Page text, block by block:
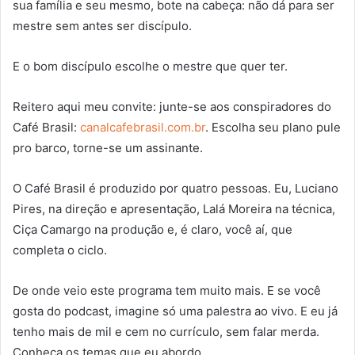
sua família e seu mesmo, bote na cabeça: não dá para ser
mestre sem antes ser discípulo.
E o bom discípulo escolhe o mestre que quer ter.
Reitero aqui meu convite: junte-se aos conspiradores do
Café Brasil: canalcafebrasil.com.br. Escolha seu plano pule
pro barco, torne-se um assinante.
O Café Brasil é produzido por quatro pessoas. Eu, Luciano
Pires, na direção e apresentação, Lalá Moreira na técnica,
Ciça Camargo na produção e, é claro, você aí, que
completa o ciclo.
De onde veio este programa tem muito mais. E se você
gosta do podcast, imagine só uma palestra ao vivo. E eu já
tenho mais de mil e cem no currículo, sem falar merda.